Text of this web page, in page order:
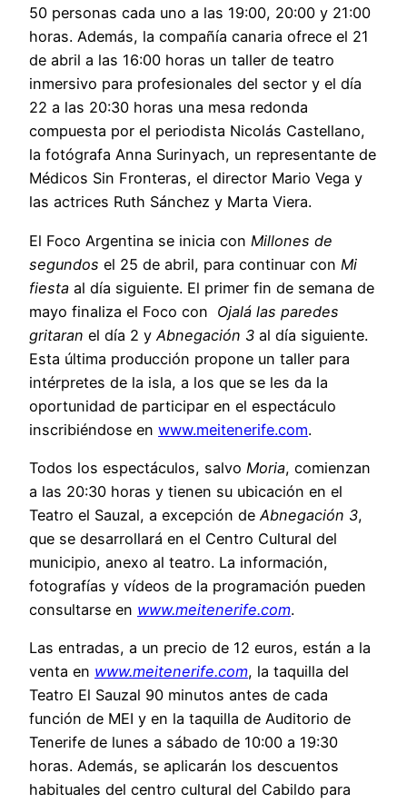
50 personas cada uno a las 19:00, 20:00 y 21:00
horas. Además, la compañía canaria ofrece el 21
de abril a las 16:00 horas un taller de teatro
inmersivo para profesionales del sector y el día
22 a las 20:30 horas una mesa redonda
compuesta por el periodista Nicolás Castellano,
la fotógrafa Anna Surinyach, un representante de
Médicos Sin Fronteras, el director Mario Vega y
las actrices Ruth Sánchez y Marta Viera.
El Foco Argentina se inicia con Millones de
segundos el 25 de abril, para continuar con Mi
fiesta al día siguiente. El primer fin de semana de
mayo finaliza el Foco con Ojalá las paredes
gritaran el día 2 y Abnegación 3 al día siguiente.
Esta última producción propone un taller para
intérpretes de la isla, a los que se les da la
oportunidad de participar en el espectáculo
inscribiéndose en www.meitenerife.com.
Todos los espectáculos, salvo Moria, comienzan
a las 20:30 horas y tienen su ubicación en el
Teatro el Sauzal, a excepción de Abnegación 3,
que se desarrollará en el Centro Cultural del
municipio, anexo al teatro. La información,
fotografías y vídeos de la programación pueden
consultarse en www.meitenerife.com.
Las entradas, a un precio de 12 euros, están a la
venta en www.meitenerife.com, la taquilla del
Teatro El Sauzal 90 minutos antes de cada
función de MEI y en la taquilla de Auditorio de
Tenerife de lunes a sábado de 10:00 a 19:30
horas. Además, se aplicarán los descuentos
habituales del centro cultural del Cabildo para